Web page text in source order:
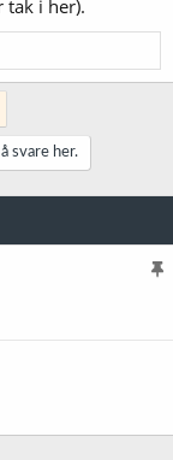
tak i her).
svare her.
K